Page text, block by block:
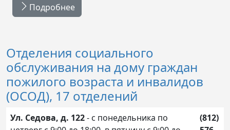
Подробнее
Отделения социального
обслуживания на дому граждан
пожилого возраста и инвалидов
(ОСОД), 17 отделений
Ул. Седова, д. 122- с понедельника по
(812)